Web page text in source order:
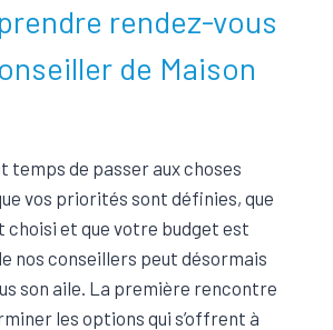
rendez-vous
de Maison
temps de passer aux choses
vos priorités sont définies, que
et que votre budget est
nos conseillers peut désormais
son aile. La première rencontre
les options qui s’offrent à